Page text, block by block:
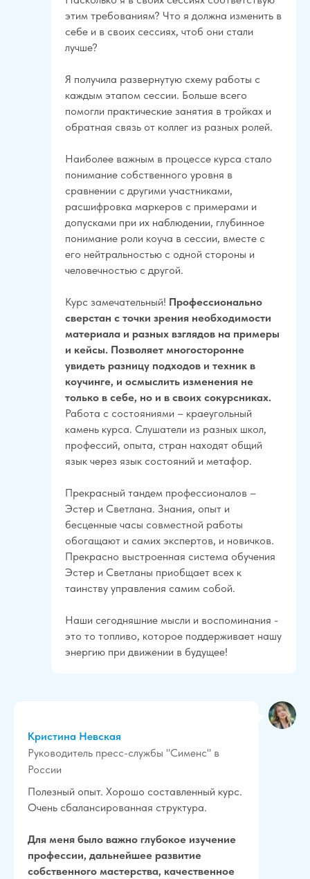
этим требованиям? Что я должна изменить в
себе и в своих сессиях, чтоб они стали
лучше?
Я получила развернутую схему работы с
каждым этапом сессии. Больше всего
помогли практические занятия в тройках и
обратная связь от коллег из разных ролей.
Наиболее важным в процессе курса стало
понимание собственного уровня в
сравнении с другими участниками,
расшифровка маркеров с примерами и
допусками при их наблюдении, глубинное
понимание роли коуча в сессии, вместе с
его нейтральностью с одной стороны и
человечностью с другой.
Курс замечательный! Профессионально
сверстан с точки зрения необходимости
материала и разных взглядов на примеры
и кейсы. Позволяет многосторонне
увидеть разницу подходов и техник в
коучинге, и осмыслить изменения не
только в себе, но и в своих сокурсниках.
Работа с состояниями – краеугольный
камень курса. Слушатели из разных школ,
профессий, опыта, стран находят общий
язык через язык состояний и метафор.
Прекрасный тандем профессионалов –
Эстер и Светлана. Знания, опыт и
бесценные часы совместной работы
обогащают и самих экспертов, и новичков.
Прекрасно выстроенная система обучения
Эстер и Светланы приобщает всех к
таинству управления самим собой.
Наши сегодняшние мысли и воспоминания -
это то топливо, которое поддерживает нашу
энергию при движении в будущее!
Кристина Невская
Руководитель пресс-службы "Сименс" в
России
Полезный опыт. Хорошо составленный курс.
Очень сбалансированная структура.
Для меня было важно глубокое изучение
профессии, дальнейшее развитие
собственного мастерства, качественное